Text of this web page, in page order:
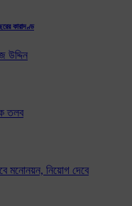
কারাদণ্ড